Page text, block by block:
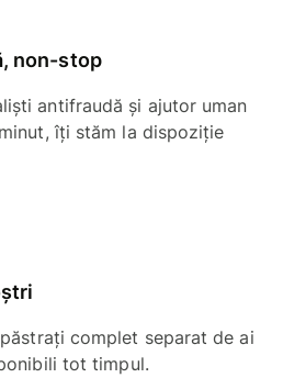
non-stop
antifraudă și ajutor uman
îți stăm la dispoziție
complet separat de ai
tot timpul.